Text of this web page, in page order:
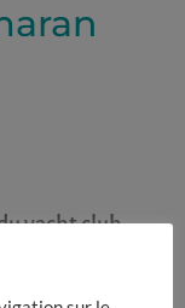
yacht club
iti.
coraux et les